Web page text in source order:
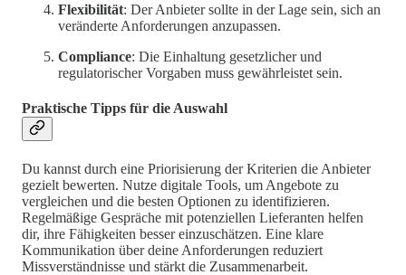
Flexibilität: Der Anbieter sollte in der Lage sein, sich an
veränderte Anforderungen anzupassen.
Compliance: Die Einhaltung gesetzlicher und
regulatorischer Vorgaben muss gewährleistet sein.
Praktische Tipps für die Auswahl
Du kannst durch eine Priorisierung der Kriterien die Anbieter
gezielt bewerten. Nutze digitale Tools, um Angebote zu
vergleichen und die besten Optionen zu identifizieren.
Regelmäßige Gespräche mit potenziellen Lieferanten helfen
dir, ihre Fähigkeiten besser einzuschätzen. Eine klare
Kommunikation über deine Anforderungen reduziert
Missverständnisse und stärkt die Zusammenarbeit.